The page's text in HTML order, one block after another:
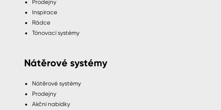
Prodejny
Inspirace
Rádce
Tónovací systémy
Nátěrové systémy
Nátěrové systémy
Prodejny
Akční nabídky